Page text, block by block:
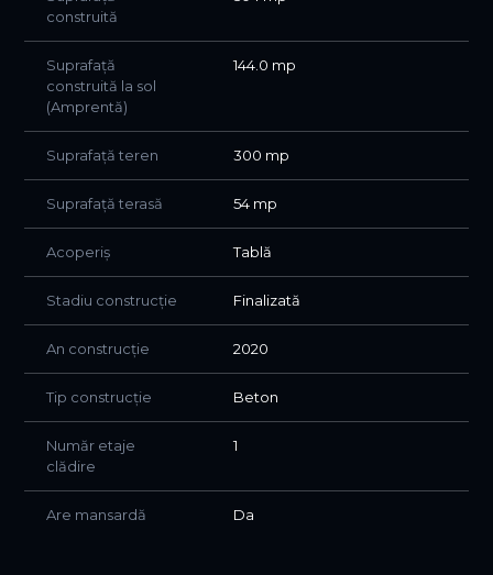
construită
Suprafață
construită la sol
(Amprentă)
144.0 mp
Suprafață teren 300 mp
Suprafață terasă 54 mp
Acoperiș Tablă
Stadiu construcție Finalizată
An construcție 2020
Tip construcție Beton
Număr etaje
clădire
1
Are mansardă Da